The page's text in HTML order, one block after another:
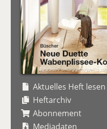
Aktuelles Heft lesen
Heftarchiv
Abonnement
Mediadaten